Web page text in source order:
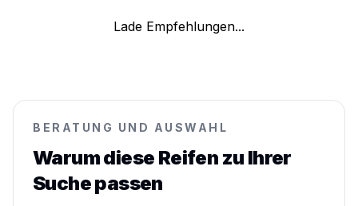
Lade Empfehlungen...
BERATUNG UND AUSWAHL
Warum diese Reifen zu Ihrer
Suche passen